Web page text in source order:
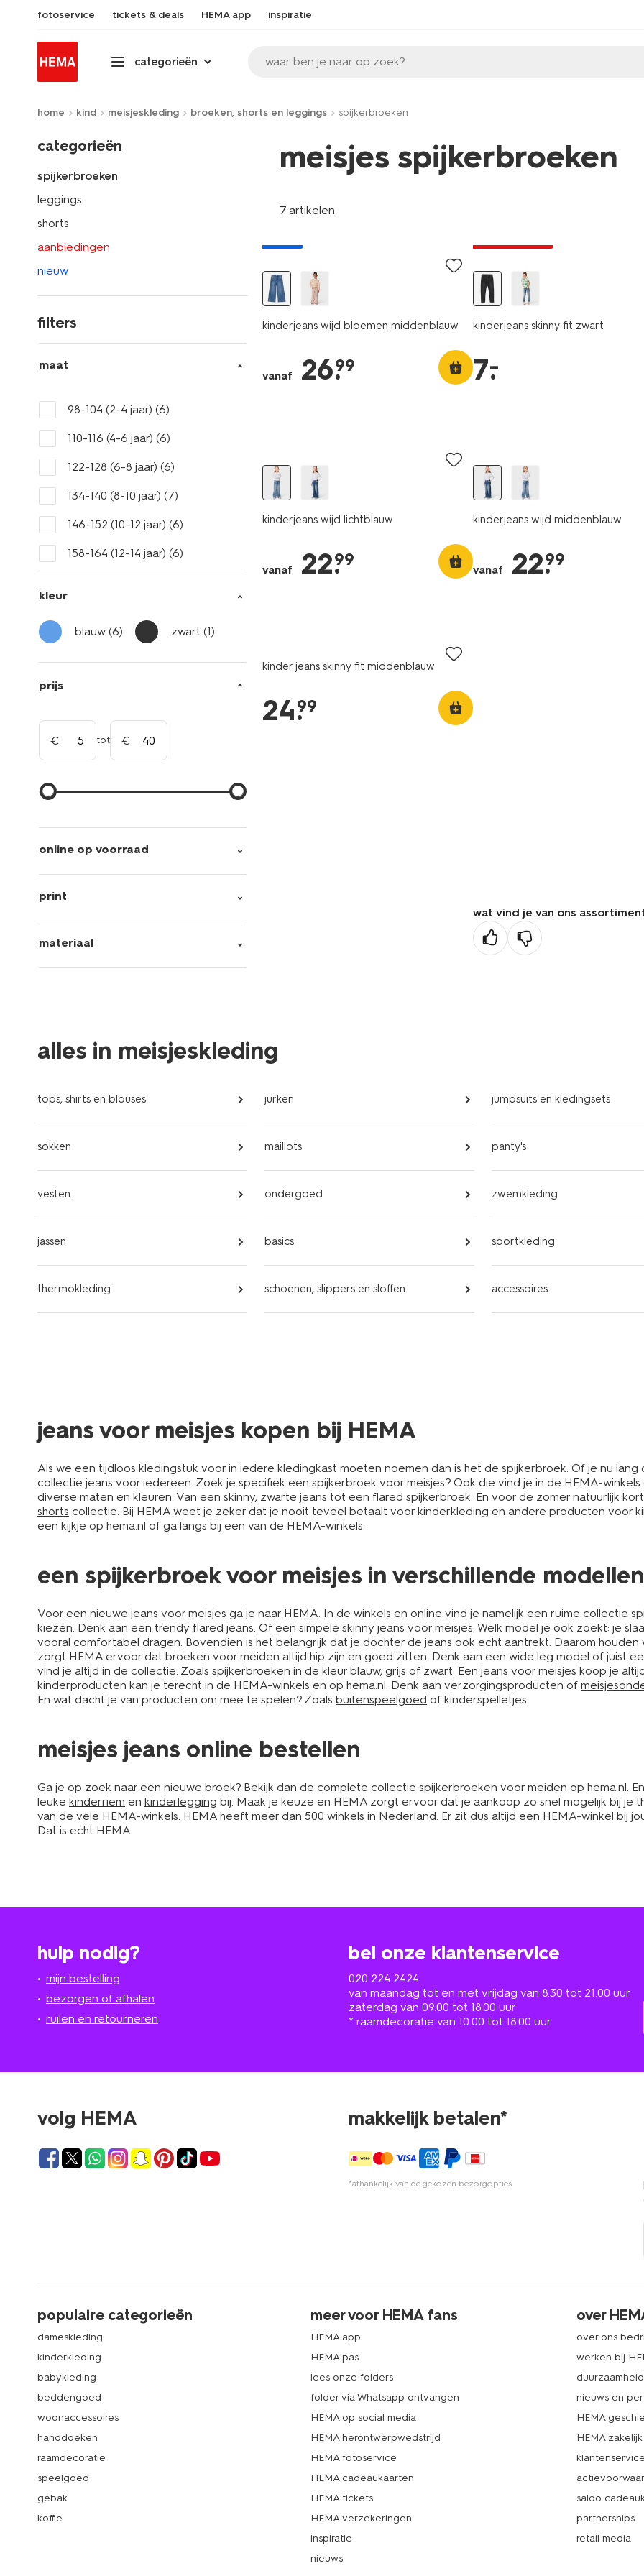
fotoservice tickets & deals HEMA app inspiratie
categorieën waar ben je naar op zoek?
home kind meisjeskleding broeken, shorts en leggings spijkerbroeken
categorieën
spijkerbroeken
leggings
shorts
aanbiedingen
nieuw
filters
maat
98-104 (2-4 jaar) (6)
110-116 (4-6 jaar) (6)
122-128 (6-8 jaar) (6)
134-140 (8-10 jaar) (7)
146-152 (10-12 jaar) (6)
158-164 (12-14 jaar) (6)
kleur
blauw (6) zwart(1)
prijs
tot
online op voorraad
print
materiaal
meisjes spijkerbroeken
7 artikelen
kinderjeans wijd bloemen middenblauw
vanaf 26.
99
kinderjeans skinny fit zwart
7.
–
kinderjeans wijd lichtblauw
vanaf 22.
99
kinderjeans wijd middenblauw
vanaf 22.
99
kinder jeans skinny fit middenblauw
24.
99
wat vind je van ons
alles in meisjeskleding
tops, shirts en blouses jurken jumpsuits en kledingsets
sokken maillots panty's
vesten ondergoed zwemkleding
jassen basics sportkleding
thermokleding schoenen, slippers en sloffen accessoires
jeans voor meisjes kopen bij HEMA
Als we een tijdloos kledingstuk voor in iedere kledingkast moeten noemen dan is het de spijkerbroek. Of je nu
collectie jeans voor iedereen. Zoek je specifiek een spijkerbroek voor meisjes? Ook die vind je in de HEMA-
diverse maten en kleuren. Van een skinny, zwarte jeans tot een flared spijkerbroek. En voor de zomer natuurlijk
shorts collectie. Bij HEMA weet je zeker dat je nooit teveel betaalt voor kinderkleding en andere producten voor
een kijkje op hema.nl of ga langs bij een van de HEMA-winkels.
een spijkerbroek voor meisjes in verschillende modellen
Voor een nieuwe jeans voor meisjes ga je naar HEMA. In de winkels en online vind je namelijk een ruime collectie
kiezen. Denk aan een trendy flared jeans. Of een simpele skinny jeans voor meisjes. Welk model je ook zoekt: je
vooral comfortabel dragen. Bovendien is het belangrijk dat je dochter de jeans ook echt aantrekt. Daarom
zorgt HEMA ervoor dat broeken voor meiden altijd hip zijn en goed zitten. Denk aan een wide leg model of juist
vind je altijd in de collectie. Zoals spijkerbroeken in de kleur blauw, grijs of zwart. Een jeans voor meisjes koop je
kinderproducten kan je terecht in de HEMA-winkels en op hema.nl. Denk aan verzorgingsproducten of
En wat dacht je van producten om mee te spelen? Zoals buitenspeelgoed of kinderspelletjes.
meisjes jeans online bestellen
Ga je op zoek naar een nieuwe broek? Bekijk dan de complete collectie spijkerbroeken voor meiden op hema.nl.
leuke kinderriem en kinderlegging bij. Maak je keuze en HEMA zorgt ervoor dat je aankoop zo snel mogelijk bij
van de vele HEMA-winkels. HEMA heeft meer dan 500 winkels in Nederland. Er zit dus altijd een HEMA-winkel bij
Dat is echt HEMA.
hulp nodig?
mijn bestelling
bezorgen of afhalen
ruilen en retourneren
bel onze klantenservice
020 224 2424
van maandag tot en met vrijdag van 8.30 tot 21.00 uur
zaterdag van 09.00 tot 18.00 uur
* raamdecoratie van 10.00 tot 18.00 uur
volg HEMA makkelijk betalen*
*afhankelijk van de gekozen bezorgopties
populaire categorieën
dameskleding
kinderkleding
babykleding
beddengoed
woonaccessoires
handdoeken
raamdecoratie
speelgoed
gebak
koffie
meer voor HEMA fans
HEMA app
HEMA pas
lees onze folders
folder via Whatsapp ontvangen
HEMA op social media
HEMA herontwerpwedstrijd
HEMA fotoservice
HEMA cadeaukaarten
HEMA tickets
HEMA verzekeringen
inspiratie
nieuws
over
over ons
werken bij
duurzaamheid
nieuws en
HEMA
HEMA zakelijk
saldo
partnerships
retail media